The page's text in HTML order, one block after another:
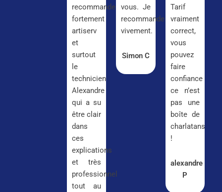
recommande
fortement
artiserv
et
surtout
le
technicien
Alexandre
qui a su
être clair
dans
ces
explications
et très
professionnel
tout au
vous. Je
recommande
vivement.
Simon C
Tarif
vraiment
correct,
vous
pouvez
faire
confiance
ce n’est
pas une
boîte de
charlatans
!
alexandre
P